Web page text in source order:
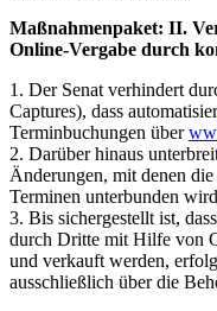
Maßnahmenpaket: II.
Online-Vergabe durch
1. Der Senat verhindert
Captures), dass
Terminbuchungen über
2. Darüber hinaus
Änderungen, mit denen
Terminen unterbunden
3. Bis sichergestellt ist,
durch Dritte mit Hilfe von
und verkauft werden,
ausschließlich über die